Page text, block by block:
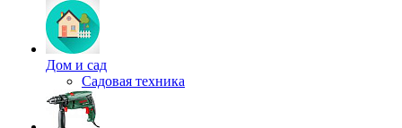
Дом и сад
Садовая техника